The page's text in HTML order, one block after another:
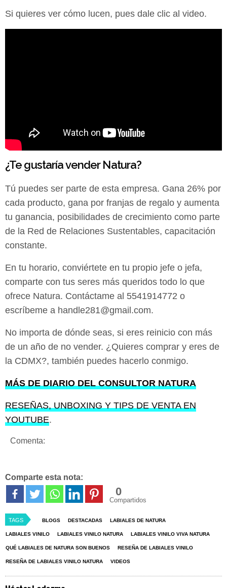
Si quieres ver cómo lucen, pues dale clic al video.
¿Te gustaría vender Natura?
Tú puedes ser parte de esta empresa. Gana 26% por
cada producto, gana por franjas de regalo y aumenta
tu ganancia, posibilidades de crecimiento como parte
de la Red de Relaciones Sustentables, capacitación
constante.
En tu horario, conviértete en tu propio jefe o jefa,
comparte con tus seres más queridos todo lo que
ofrece Natura. Contáctame al 5541914772 o
escríbeme a handle281@gmail.com.
No importa de dónde seas, si eres reinicio con más
de un año de no vender. ¿Quieres comprar y eres de
la CDMX?, también puedes hacerlo conmigo.
MÁS DE DIARIO DEL CONSULTOR NATURA
RESEÑAS, UNBOXING Y TIPS DE VENTA EN
YOUTUBE.
Comenta:
Comparte esta nota:
0
Compartidos
TAGS BLOGS DESTACADAS LABIALES DE NATURA
LABIALES VINILO LABIALES VINILO NATURA LABIALES VINILO VIVA NATURA
QUÉ LABIALES DE NATURA SON BUENOS RESEÑA DE LABIALES VINILO
RESEÑA DE LABIALES VINILO NATURA VIDEOS